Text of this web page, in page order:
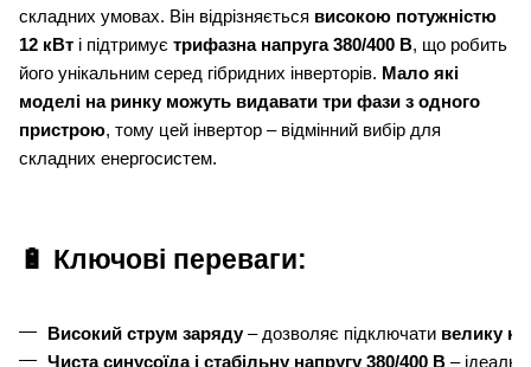
складних умовах. Він відрізняється високою потужністю
12 кВт і підтримує трифазна напруга 380/400 В, що робить
його унікальним серед гібридних інверторів. Мало які
моделі на ринку можуть видавати три фази з одного
пристрою, тому цей інвертор – відмінний вибір для
складних енергосистем.
🔋 Ключові переваги:
Високий струм заряду – дозволяє підключати велику
Чиста синусоїда і стабільну напругу 380/400 В –